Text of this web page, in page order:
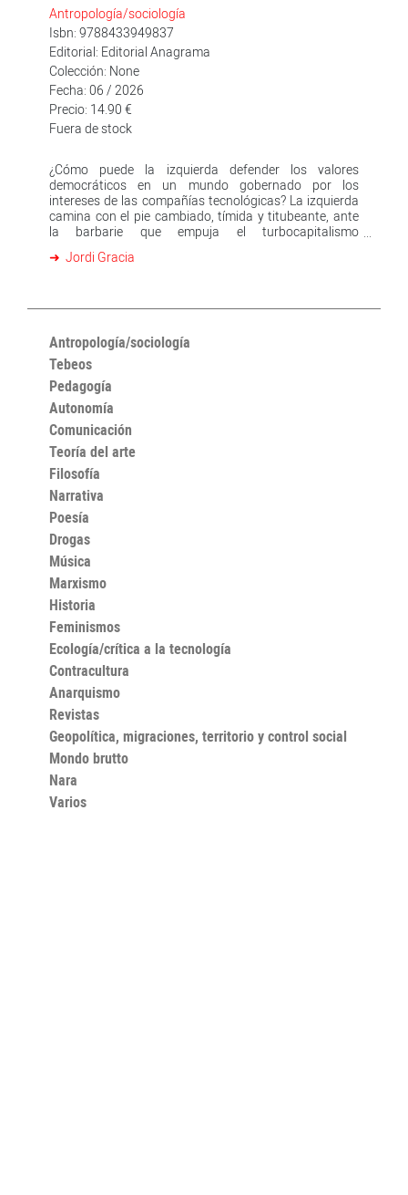
Antropología/sociología
Isbn: 9788433949837
Editorial: Editorial Anagrama
Colección: None
Fecha: 06 / 2026
Precio: 14.90 €
Fuera de stock
¿Cómo puede la izquierda defender los valores
democráticos en un mundo gobernado por los
intereses de las compañías tecnológicas? La izquierda
camina con el pie cambiado, tímida y titubeante, ante
la barbarie que empuja el turbocapitalismo
realidad invasiva que atañe a todos los ámbitos de las
algoritmos sin control público y una concentración de
izquierda se enfrenta a la tarea inaplazable de
fortalecer las conquistas civiles en la nueva y salvaje
era digital.
Jordi Gracia
Antropología/sociología
Tebeos
Pedagogía
Autonomía
Comunicación
Teoría del arte
Filosofía
Narrativa
Poesía
Drogas
Música
Marxismo
Historia
Feminismos
Ecología/crítica a la tecnología
Contracultura
Anarquismo
Revistas
Geopolítica, migraciones, territorio y control social
Mondo brutto
Nara
Varios